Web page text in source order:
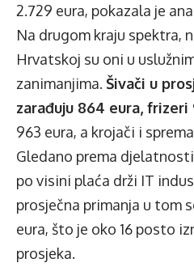
2.729 eura, pokazala je
Na drugom kraju spektra,
Hrvatskoj su oni u
zanimanjima. Šivači u
zarađuju 864 eura, frizeri
963 eura, a krojači i
Gledano prema
po visini plaća drži IT
prosječna primanja u tom
eura, što je oko 16 posto
prosjeka.